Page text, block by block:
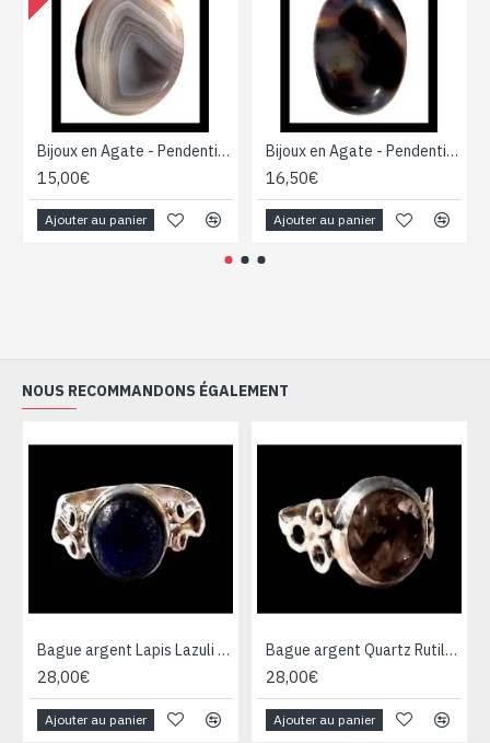
Bijoux en Agate - Pendentif indien - Bijoux fantaisie
15,00€
Ajouter au panier
Bijoux en Agate - Pendentif indien - Bijoux fantaisie
16,50€
Ajouter au panier
NOUS RECOMMANDONS ÉGALEMENT
Bague argent Lapis Lazuli - Bijoux Inde - Bijoux indiens
28,00€
Ajouter au panier
Bague argent Quartz Rutile - Bague indienne - Bijoux indiens
28,00€
Ajouter au panier